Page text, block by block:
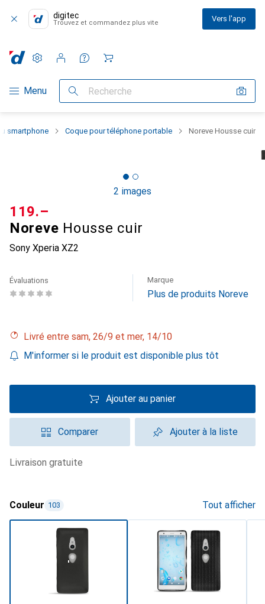
digitec
Trouvez et commandez plus vite Vers l'app
Navigation par catégorie
Menu Recherche
Paramètres
Compte client
Listes de comparaison
Listes d'envies
Panier
smartphone Coque pour téléphone portable Noreve Housse cuir
2 images
Noreve Housse cuir
Sony Xperia XZ2
CHF
119.–
Évaluations Marque
Plus de produits Noreve
Livré entre sam, 26/9 et mer, 14/10
M'informer si le produit est disponible plus tôt
Ajouter au panier
Comparer Ajouter à la liste
livraison gratuite
Couleur 103 Tout afficher